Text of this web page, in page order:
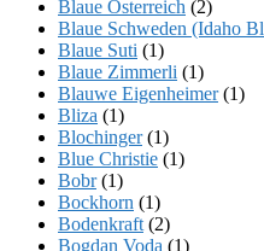
Blaue Österreich (2)
Blaue Schweden (Idaho
Blaue Suti (1)
Blaue Zimmerli (1)
Blauwe Eigenheimer(1)
Bliza (1)
Blochinger(1)
Blue Christie (1)
Bobr(1)
Bockhorn (1)
Bodenkraft (2)
Bogdan Voda (1)